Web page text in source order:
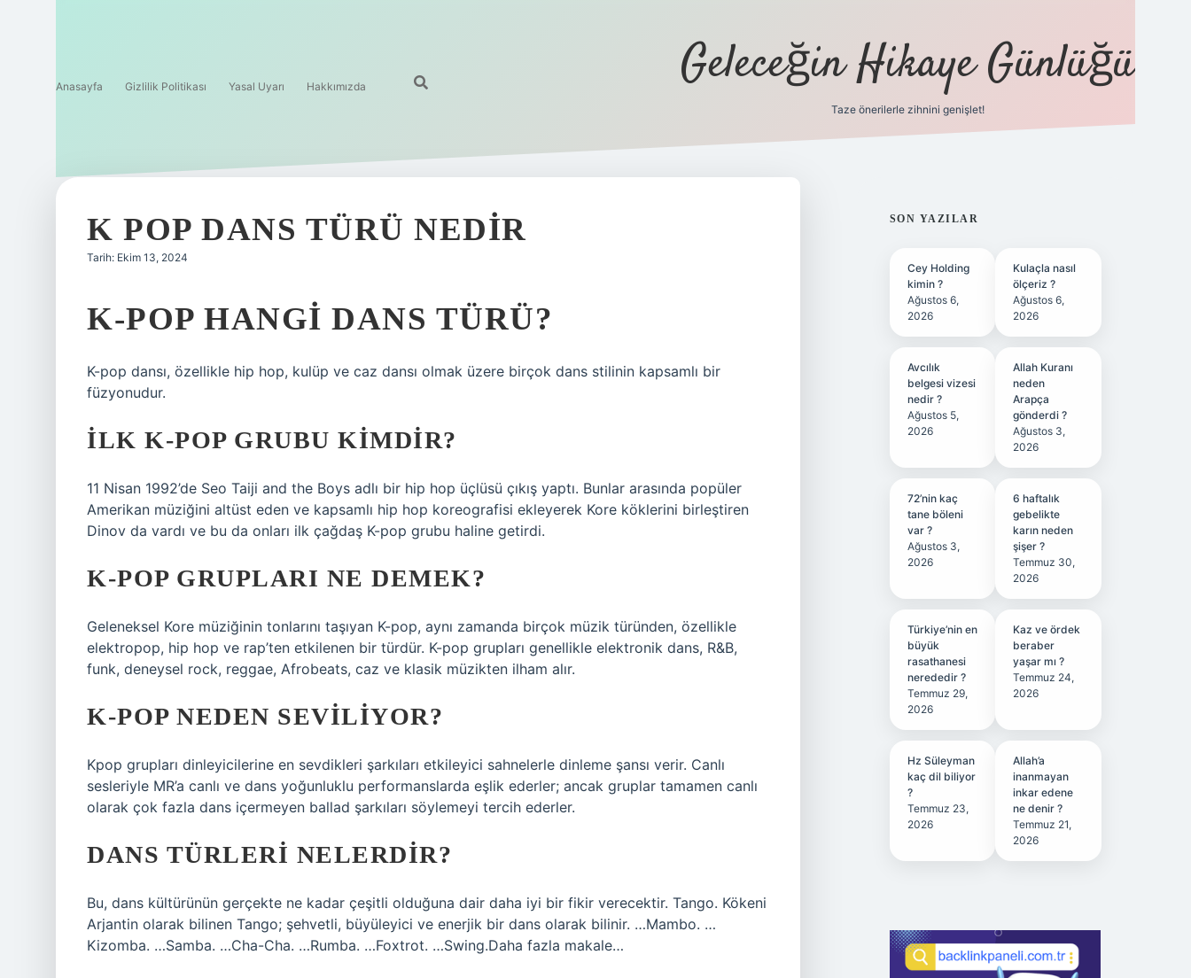
Anasayfa Gizlilik Politikası Yasal Uyarı Hakkımızda Geleceğin Hikaye Günlüğü
Taze önerilerle zihnini genişlet!
K POP DANS TÜRÜ NEDIR
Tarih: Ekim 13, 2024
K-POP HANGI DANS TÜRÜ?
K-pop dansı, özellikle hip hop, kulüp ve caz dansı olmak üzere birçok dans stilinin kapsamlı bir
füzyonudur.
İLK K-POP GRUBU KIMDIR?
11 Nisan 1992’de Seo Taiji and the Boys adlı bir hip hop üçlüsü çıkış yaptı. Bunlar arasında popüler
Amerikan müziğini altüst eden ve kapsamlı hip hop koreografisi ekleyerek Kore köklerini birleştiren
Dinov da vardı ve bu da onları ilk çağdaş K-pop grubu haline getirdi.
K-POP GRUPLARI NE DEMEK?
Geleneksel Kore müziğinin tonlarını taşıyan K-pop, aynı zamanda birçok müzik türünden, özellikle
elektropop, hip hop ve rap’ten etkilenen bir türdür. K-pop grupları genellikle elektronik dans, R&B,
funk, deneysel rock, reggae, Afrobeats, caz ve klasik müzikten ilham alır.
K-POP NEDEN SEVILIYOR?
Kpop grupları dinleyicilerine en sevdikleri şarkıları etkileyici sahnelerle dinleme şansı verir. Canlı
sesleriyle MR’a canlı ve dans yoğunluklu performanslarda eşlik ederler; ancak gruplar tamamen canlı
olarak çok fazla dans içermeyen ballad şarkıları söylemeyi tercih ederler.
DANS TÜRLERI NELERDIR?
Bu, dans kültürünün gerçekte ne kadar çeşitli olduğuna dair daha iyi bir fikir verecektir. Tango. Kökeni
Arjantin olarak bilinen Tango; şehvetli, büyüleyici ve enerjik bir dans olarak bilinir. …Mambo. …
Kizomba. …Samba. …Cha-Cha. …Rumba. …Foxtrot. …Swing.Daha fazla makale…
SIDEBAR
SON YAZILAR
Cey Holding
kimin ?
Ağustos 6,
2026
Kulaçla nasıl
ölçeriz ?
Ağustos 6,
2026
Avcılık
belgesi vizesi
nedir ?
Ağustos 5,
2026
Allah Kuranı
neden
Arapça
gönderdi ?
Ağustos 3,
2026
72’nin kaç
tane böleni
var ?
Ağustos 3,
2026
6 haftalık
gebelikte
karın neden
şişer ?
Temmuz 30,
2026
Türkiye’nin en
büyük
rasathanesi
nerededir ?
Temmuz 29,
2026
Kaz ve ördek
beraber
yaşar mı ?
Temmuz 24,
2026
Hz Süleyman
kaç dil biliyor
?
Temmuz 23,
2026
Allah’a
inanmayan
inkar edene
ne denir ?
Temmuz 21,
2026